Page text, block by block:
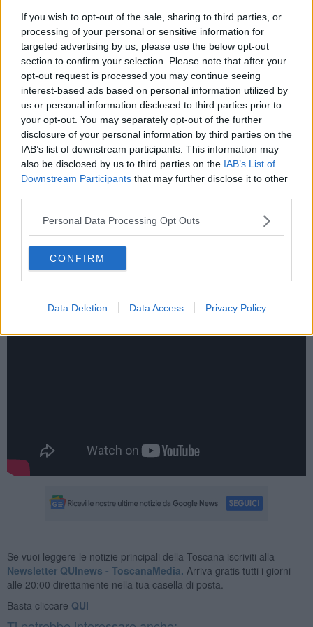
If you wish to opt-out of the sale, sharing to third parties, or
processing of your personal or sensitive information for
targeted advertising by us, please use the below opt-out
section to confirm your selection. Please note that after your
opt-out request is processed you may continue seeing
interest-based ads based on personal information utilized by
us or personal information disclosed to third parties prior to
your opt-out. You may separately opt-out of the further
disclosure of your personal information by third parties on the
IAB’s list of downstream participants. This information may
also be disclosed by us to third parties on the IAB’s List of
Downstream Participants that may further disclose it to other
Personal Data Processing Opt Outs
CONFIRM
Data Deletion Data Access Privacy Policy
Ad accompagnare le mamme in questo viaggio che aiuterà a
prendere consapevolezza di cosa succederà una volta varcata la
soglia dell'ospedale per partorire, sono i medici, gli infermieri e tutto
il personale sanitario dei reparti che, dall'ingresso in pronto
soccorso fino alla prima poppata, spiegano tutte le fasi attraverso
cui avverrà il parto.
Il video, che sarà proiettato in occasione dei corsi di preparazione
al parto, è stato realizzato in collaborazione con l'Unità funzionale
Consultoriale diretta dal dottor Alessio Mini con la IFC Rosarianna
De Caro, con l'Unità operativa complessa di Pediatria diretta dal
Anestesia e rianimazione diretta dal dottor Carlo Amadori, con il
Se vuoi leggere le notizie principali della Toscana iscriviti alla
Newsletter QUInews - ToscanaMedia. Arriva gratis tutti i giorni
alle 20:00 direttamente nella tua casella di posta.
Basta cliccare QUI